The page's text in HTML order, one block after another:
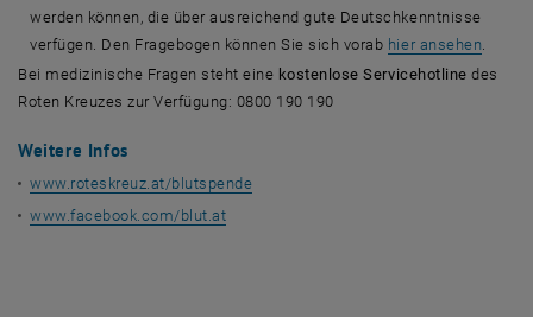
werden können, die über ausreichend gute Deutschkenntnisse
verfügen. Den Fragebogen können Sie sich vorab hier ansehen.
Bei medizinische Fragen steht eine kostenlose Servicehotline des
Roten Kreuzes zur Verfügung: 0800 190 190
Weitere Infos
www.roteskreuz.at/blutspende
www.facebook.com/blut.at